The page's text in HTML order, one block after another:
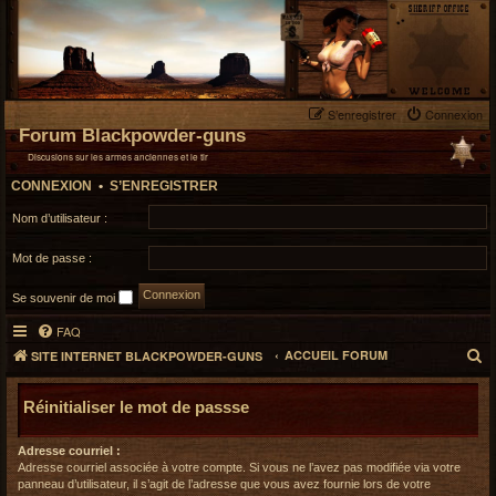
Connexion
S’enregistrer
Forum Blackpowder-guns
Discusions sur les armes anciennes et le tir
CONNEXION • S’ENREGISTRER
Nom d’utilisateur :
Mot de passe :
Se souvenir de moi
FAQ
SITE INTERNET BLACKPOWDER-GUNS ACCUEIL FORUM
e
r
Réinitialiser le mot de passse
Adresse courriel :
Adresse courriel associée à votre compte. Si vous ne l’avez pas modifiée via votre
panneau d’utilisateur, il s’agit de l’adresse que vous avez fournie lors de votre